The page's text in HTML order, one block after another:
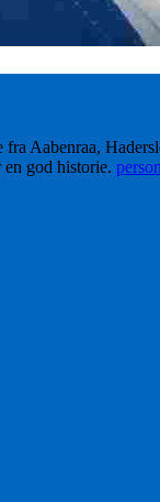
Aabenraa,
god historie.